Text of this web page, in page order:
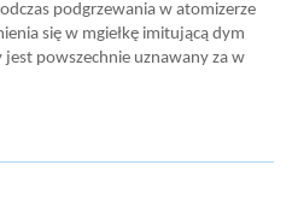
podgrzewania w atomizerze
się w mgiełkę imitującą dym
powszechnie uznawany za w